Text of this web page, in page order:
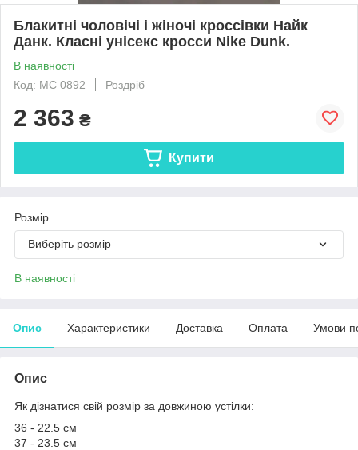
Блакитні чоловічі і жіночі кроссівки Найк
Данк. Класні унісекс кросси Nike Dunk.
В наявності
Код: МС 0892
Роздріб
2 363 ₴
Купити
Розмір
Виберіть розмір
В наявності
Опис Характеристики Доставка Оплата Умови
Опис
Як дізнатися свій розмір за довжиною устілки:
36 - 22.5 см
37 - 23.5 см